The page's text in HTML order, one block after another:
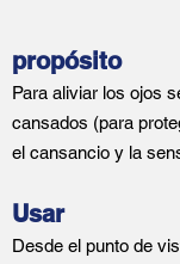
propósito
Para aliviar los ojos
cansados (para
el cansancio y la
Usar
Desde el punto de